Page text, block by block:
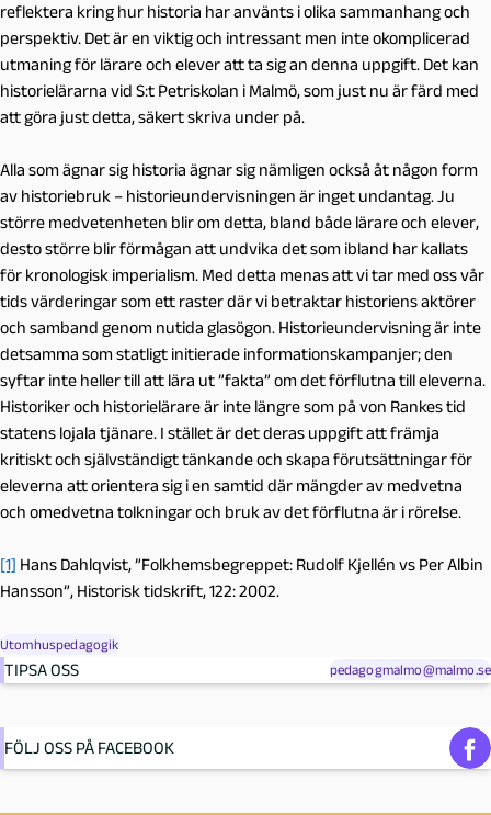
reflektera kring hur historia har använts i olika sammanhang och
perspektiv. Det är en viktig och intressant men inte okomplicerad
utmaning för lärare och elever att ta sig an denna uppgift. Det kan
historielärarna vid S:t Petriskolan i Malmö, som just nu är färd med
att göra just detta, säkert skriva under på.
Alla som ägnar sig historia ägnar sig nämligen också åt någon form
av historiebruk – historieundervisningen är inget undantag. Ju
större medvetenheten blir om detta, bland både lärare och elever,
desto större blir förmågan att undvika det som ibland har kallats
för kronologisk imperialism. Med detta menas att vi tar med oss vår
tids värderingar som ett raster där vi betraktar historiens aktörer
och samband genom nutida glasögon. Historieundervisning är inte
detsamma som statligt initierade informationskampanjer; den
syftar inte heller till att lära ut ”fakta” om det förflutna till eleverna.
Historiker och historielärare är inte längre som på von Rankes tid
statens lojala tjänare. I stället är det deras uppgift att främja
kritiskt och självständigt tänkande och skapa förutsättningar för
eleverna att orientera sig i en samtid där mängder av medvetna
och omedvetna tolkningar och bruk av det förflutna är i rörelse.
[1] Hans Dahlqvist, ”Folkhemsbegreppet: Rudolf Kjellén vs Per Albin
Hansson”, Historisk tidskrift, 122: 2002.
Utomhuspedagogik
TIPSA OSS pedagogmalmo@malmo.se
FÖLJ OSS PÅ FACEBOOK